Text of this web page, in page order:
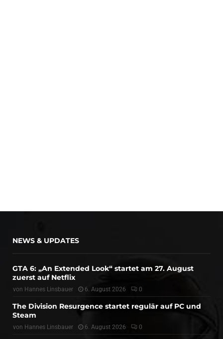
NEWS & UPDATES
GTA 6: „An Extended Look“ startet am 27. August
zuerst auf Netflix
von Hannes Linsbauer 6. August 2026 0
The Division Resurgence startet regulär auf PC und
Steam
von Hannes Linsbauer 6. August 2026 0